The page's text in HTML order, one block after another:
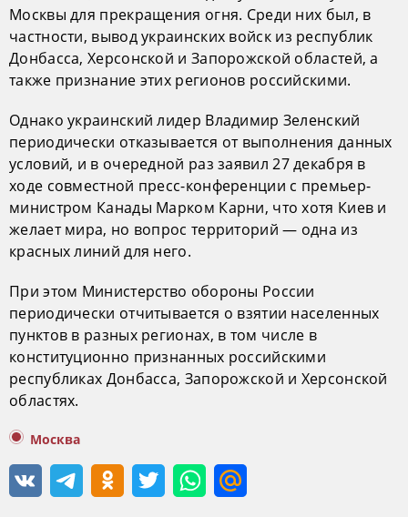
Москвы для прекращения огня. Среди них был, в
частности, вывод украинских войск из республик
Донбасса, Херсонской и Запорожской областей, а
также признание этих регионов российскими.
Однако украинский лидер Владимир Зеленский
периодически отказывается от выполнения данных
условий, и в очередной раз заявил 27 декабря в
ходе совместной пресс-конференции с премьер-
министром Канады Марком Карни, что хотя Киев и
желает мира, но вопрос территорий — одна из
красных линий для него.
При этом Министерство обороны России
периодически отчитывается о взятии населенных
пунктов в разных регионах, в том числе в
конституционно признанных российскими
республиках Донбасса, Запорожской и Херсонской
областях.
Москва